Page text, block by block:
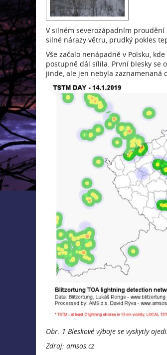
V silném severozápadním
silné nárazy větru, prudký pokles
Vše začalo nenápadně v Polsku,
postupně dál sílila. První blesky se
jinde, ale jen nebyla zaznamenaná
Obr. 1 Bleskové výboje se vyskytly
Zdroj: amsos.cz